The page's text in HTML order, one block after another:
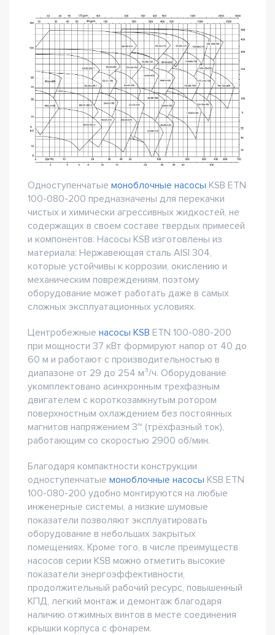
Одноступенчатые моноблочные насосы KSB ETN
100-080-200 предназначены для перекачки
чистых и химически агрессивных жидкостей, не
содержащих в своем составе твердых примесей
и компонентов. Насосы KSB изготовлены из
материала: Нержавеющая сталь AISI 304,
которые устойчивы к коррозии, окислению и
механическим повреждениям, поэтому
оборудование может работать даже в самых
сложных эксплуатационных условиях.
Центробежные насосы KSB ETN 100-080-200
при мощности 37 кВт формируют напор от 40 до
60 м и работают с производительностью в
диапазоне от 29 до 254 м³/ч. Оборудование
укомплектовано асинхронным трехфазным
двигателем с короткозамкнутым ротором
поверхностным охлаждением без постоянных
магнитов напряжением 3~ (трёхфазный ток),
работающим со скоростью 2900 об/мин.
Благодаря компактности конструкции
одноступенчатые моноблочные насосы KSB ETN
100-080-200 удобно монтируются на любые
инженерные системы, а низкие шумовые
показатели позволяют эксплуатировать
оборудование в небольших закрытых
помещениях. Кроме того, в числе преимуществ
насосов серии KSB можно отметить высокие
показатели энергоэффективности,
продолжительный рабочий ресурс, повышенный
КПД, легкий монтаж и демонтаж благодаря
наличию отжимных винтов в месте соединения
крышки корпуса с фонарем.